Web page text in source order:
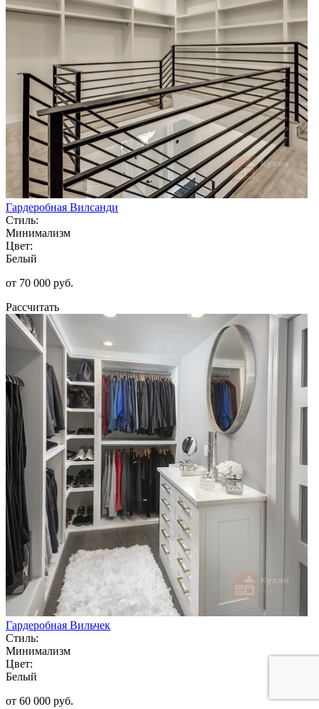
Гардеробная Вилсанди
Стиль:
Минимализм
Цвет:
Белый
от 70 000 руб.
Рассчитать
Гардеробная Вильчек
Стиль:
Минимализм
Цвет:
Белый
от 60 000 руб.